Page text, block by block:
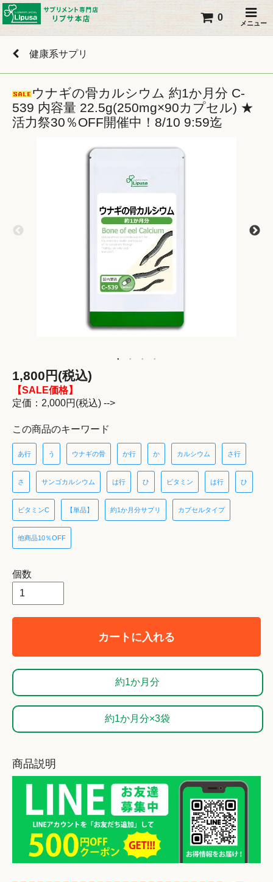
メニュー
0
健康系サプリ
ウナギの骨カルシウム 約1か月分 C-
539 内容量 22.5g(250mg×90カプセル) ★
活力祭30％OFF開催中！8/10 9:59迄
1,800円(税込)
【SALE価格】
定価：2,000円(税込) -->
この商品のキーワード
あ行 う ウナギの骨 か行 か カルシウム さ行
さ サンゴカルシウム は行 ひ ビタミン は行 ひ
ビタミンC 【単品】 約1か月分サプリ カプセルタイプ
他商品10％OFF
個数
カートに入れる
約1か月分
約1か月分×3袋
商品説明